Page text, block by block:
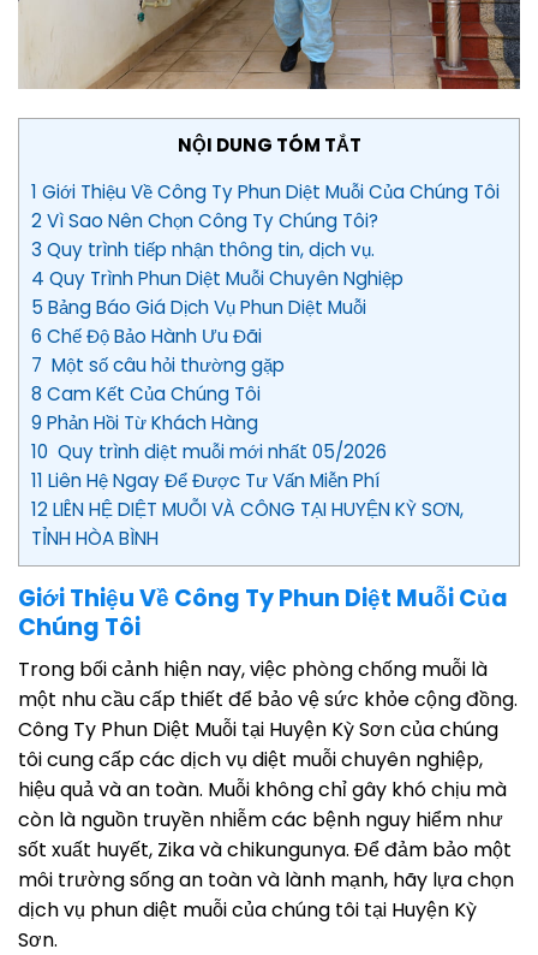
NỘI DUNG TÓM TẮT
1 Giới Thiệu Về Công Ty Phun Diệt Muỗi Của Chúng Tôi
2 Vì Sao Nên Chọn Công Ty Chúng Tôi?
3 Quy trình tiếp nhận thông tin, dịch vụ.
4 Quy Trình Phun Diệt Muỗi Chuyên Nghiệp
5 Bảng Báo Giá Dịch Vụ Phun Diệt Muỗi
6 Chế Độ Bảo Hành Ưu Đãi
7 Một số câu hỏi thường gặp
8 Cam Kết Của Chúng Tôi
9 Phản Hồi Từ Khách Hàng
10 Quy trình diệt muỗi mới nhất 05/2026
11 Liên Hệ Ngay Để Được Tư Vấn Miễn Phí
12 LIÊN HỆ DIỆT MUỖI VÀ CÔNG TẠI HUYỆN KỲ SƠN,
TỈNH HÒA BÌNH
Giới Thiệu Về Công Ty Phun Diệt Muỗi Của
Chúng Tôi
Trong bối cảnh hiện nay, việc phòng chống muỗi là
một nhu cầu cấp thiết để bảo vệ sức khỏe cộng đồng.
Công Ty Phun Diệt Muỗi tại Huyện Kỳ Sơn của chúng
tôi cung cấp các dịch vụ diệt muỗi chuyên nghiệp,
hiệu quả và an toàn. Muỗi không chỉ gây khó chịu mà
còn là nguồn truyền nhiễm các bệnh nguy hiểm như
sốt xuất huyết, Zika và chikungunya. Để đảm bảo một
môi trường sống an toàn và lành mạnh, hãy lựa chọn
dịch vụ phun diệt muỗi của chúng tôi tại Huyện Kỳ
Sơn.